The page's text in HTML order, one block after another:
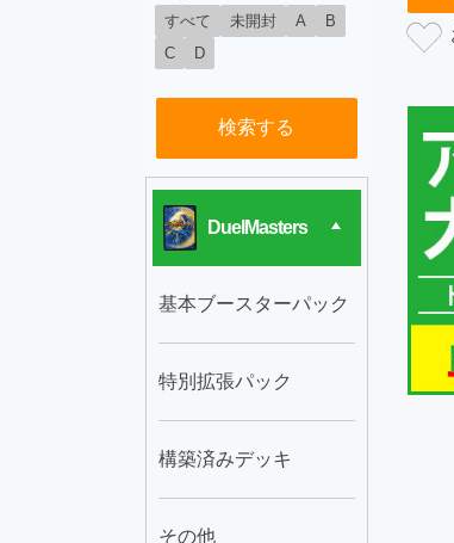
すべて 未開封 A
B
C
D
検索する
DuelMasters
基本ブースターパック
特別拡張パック
構築済みデッキ
その他